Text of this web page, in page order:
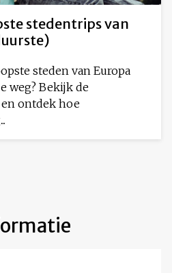
stedentrips van
steden van Europa
weg? Bekijk de
en ontdek hoe